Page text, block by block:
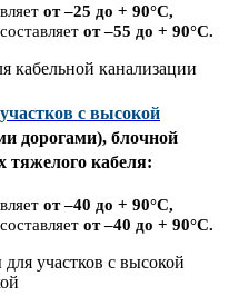
от –25 до + 90°С,
составляет от –55 до + 90°С.
с высокой
дорогами), блочной
тяжелого кабеля:
от –40 до + 90°С,
составляет от –40 до + 90°С.